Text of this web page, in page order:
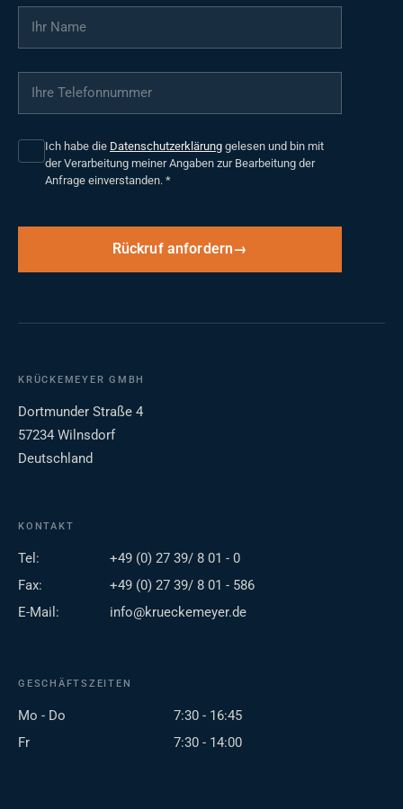
Ihr Name
Ihre Telefonnummer
Ich habe die Datenschutzerklärung gelesen und bin mit
der Verarbeitung meiner Angaben zur Bearbeitung der
Anfrage einverstanden. *
Rückruf anfordern
KRÜCKEMEYER GMBH
Dortmunder Straße 4
57234 Wilnsdorf
Deutschland
KONTAKT
Tel:
+49 (0) 27 39/ 8 01 - 0
Fax:
+49 (0) 27 39/ 8 01 - 586
E-Mail:
info@krueckemeyer.de
GESCHÄFTSZEITEN
Mo - Do
7:30 - 16:45
Fr
7:30 - 14:00